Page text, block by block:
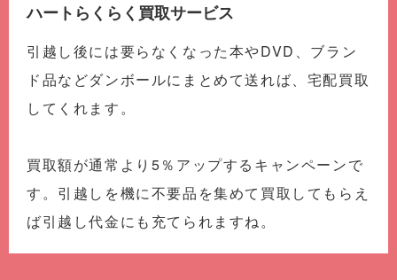
ハートらくらく買取サービス
引越し後には要らなくなった本やDVD、ブラン
ド品などダンボールにまとめて送れば、宅配買取
してくれます。
買取額が通常より5％アップするキャンペーンで
す。引越しを機に不要品を集めて買取してもらえ
ば引越し代金にも充てられますね。